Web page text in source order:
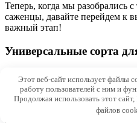
Теперь, когда мы разобрались
саженцы, давайте перейдем к
важный этап!
Универсальные сорта
Для тех, кто только начинает
порекомендовал уделить
неприхотливым сортам. В
купить саженцы таких сортов,
для нашего климата в Ейске.
Этот веб-сайт использует файлы
работу пользователей с ним и
Продолжая использовать этот
файлов